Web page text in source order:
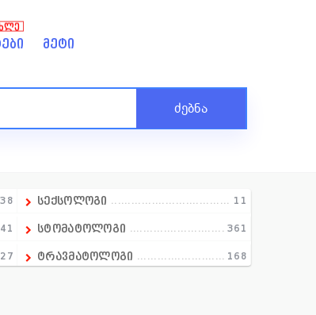
მეტი
ძებნა
სექსოლოგი 11
სტომატოლოგი 361
ტრავმატოლოგი 168